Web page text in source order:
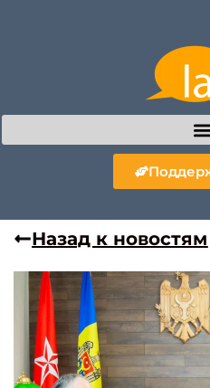
Назад к новостям